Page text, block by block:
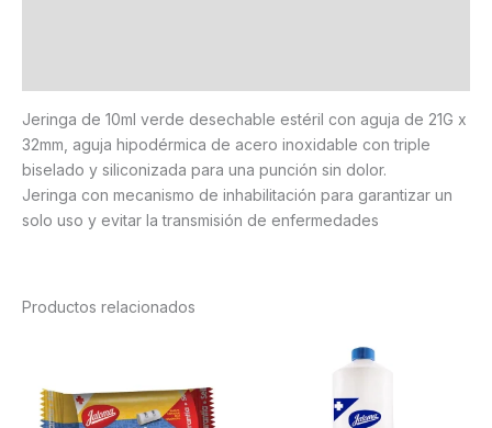
Jeringa de 10ml verde desechable estéril con aguja de 21G x
32mm, aguja hipodérmica de acero inoxidable con triple
biselado y siliconizada para una punción sin dolor.
Jeringa con mecanismo de inhabilitación para garantizar un
solo uso y evitar la transmisión de enfermedades
Productos relacionados